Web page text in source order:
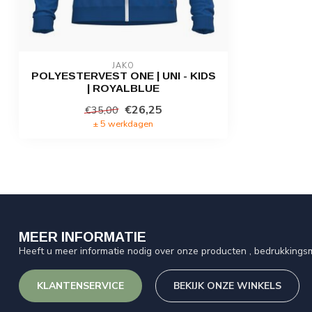
JAKO
POLYESTERVEST ONE | UNI - KIDS
| ROYALBLUE
€35,00 €26,25
± 5 werkdagen
MEER INFORMATIE
Heeft u meer informatie nodig over onze producten ,
KLANTENSERVICE BEKIJK ONZE WINKELS